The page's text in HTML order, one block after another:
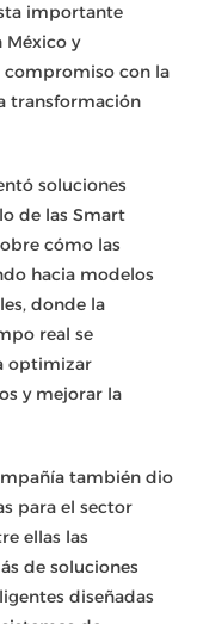
importante
México y
compromiso con la
transformación
soluciones
de las Smart
cómo las
hacia modelos
donde la
real se
optimizar
y mejorar la
también dio
para el sector
ellas las
de soluciones
diseñadas